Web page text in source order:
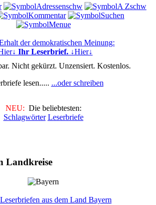
der demokratischen Meinung:
Ihr Leserbrief. ↓Hier↓
Nicht gekürzt. Unzensiert. Kostenlos.
lesen..... ...oder schreiben
NEU: Die beliebtesten:
Schlagwörter Leserbriefe
Landkreise
aus dem Land Bayern